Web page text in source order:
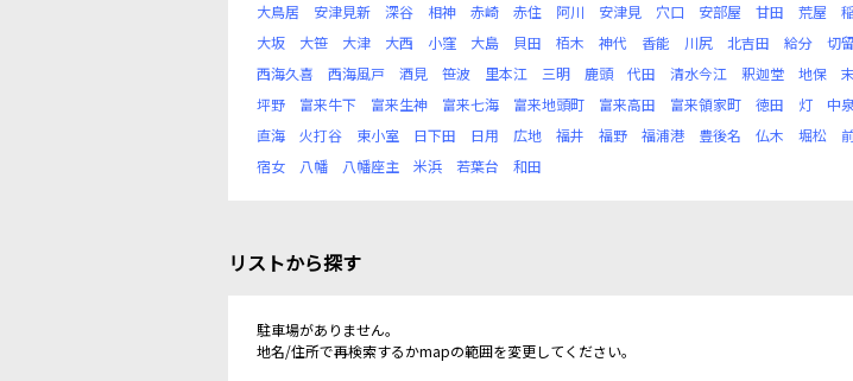
大鳥居
安津見新 深谷 相神 赤崎 赤住 阿川 安津見 穴口 安部屋 甘田 荒屋
大坂
大笹 大津 大西 小窪 大島 貝田 栢木 神代 香能 川尻 北吉田 給分 切留
西海久喜
西海風戸 酒見 笹波 里本江 三明 鹿頭 代田 清水今江 釈迦堂 地保
坪野
富来牛下 富来生神 富来七海 富来地頭町 富来高田 富来領家町 徳田 灯 中泉
直海
火打谷 東小室 日下田 日用 広地 福井 福野 福浦港 豊後名 仏木 堀松
宿女
八幡 八幡座主 米浜 若葉台 和田
リストから探す
駐車場がありません。
地名/住所で再検索するかmapの範囲を変更してください。